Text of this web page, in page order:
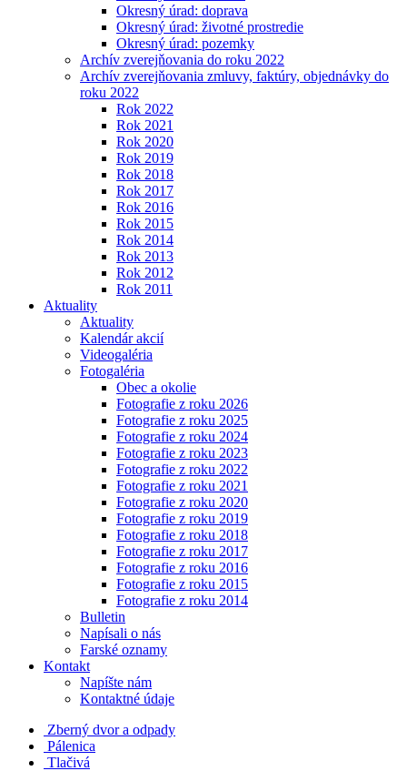
Okresný úrad: doprava
Okresný úrad: životné prostredie
Okresný úrad: pozemky
Archív zverejňovania do roku 2022
Archív zverejňovania zmluvy, faktúry, objednávky do
roku 2022
Rok 2022
Rok 2021
Rok 2020
Rok 2019
Rok 2018
Rok 2017
Rok 2016
Rok 2015
Rok 2014
Rok 2013
Rok 2012
Rok 2011
Aktuality
Aktuality
Kalendár akcií
Videogaléria
Fotogaléria
Obec a okolie
Fotografie z roku 2026
Fotografie z roku 2025
Fotografie z roku 2024
Fotografie z roku 2023
Fotografie z roku 2022
Fotografie z roku 2021
Fotografie z roku 2020
Fotografie z roku 2019
Fotografie z roku 2018
Fotografie z roku 2017
Fotografie z roku 2016
Fotografie z roku 2015
Fotografie z roku 2014
Bulletin
Napísali o nás
Farské oznamy
Kontakt
Napíšte nám
Kontaktné údaje
Zberný dvor a odpady
Pálenica
Tlačivá